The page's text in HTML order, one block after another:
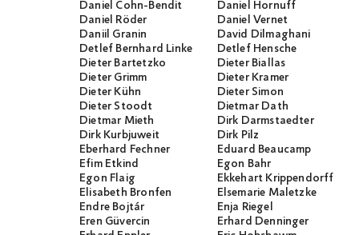
Daniel Cohn-Bendit
Daniel Hornuff
Daniel Röder
Daniel Vernet
Daniil Granin
David Dilmaghani
Detlef Bernhard Linke
Detlef Hensche
Dieter Bartetzko
Dieter Biallas
Dieter Grimm
Dieter Kramer
Dieter Kühn
Dieter Simon
Dieter Stoodt
Dietmar Dath
Dietmar Mieth
Dirk Darmstaedter
Dirk Kurbjuweit
Dirk Pilz
Eberhard Fechner
Eduard Beaucamp
Efim Etkind
Egon Bahr
Egon Flaig
Ekkehart Krippendorff
Elisabeth Bronfen
Elsemarie Maletzke
Endre Bojtár
Enja Riegel
Eren Güvercin
Erhard Denninger